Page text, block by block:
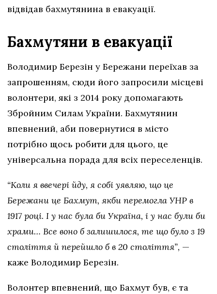
відвідав бахмутянина в евакуації.
Бахмутяни в евакуації
Володимир Березін у Бережани переїхав за
запрошенням, сюди його запросили місцеві
волонтери, які з 2014 року допомагають
Збройним Силам України. Бахмутянин
впевнений, аби повернутися в місто
потрібно щось робити для цього, це
універсальна порада для всіх переселенців.
“Коли я ввечері йду, я собі уявляю, що це
Бережани це Бахмут, якби перемогла УНР в
1917 році. І у нас була би Україна, і у нас були би
храми… Все воно б залишилося, те що було з 19
століття й перейшло б в 20 століття”, —
каже Володимир Березін.
Волонтер впевнений, що Бахмут був, є та